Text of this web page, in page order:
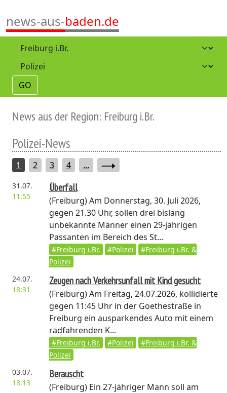
news-aus-baden.de
GO
News aus der Region: Freiburg i.Br.
Polizei-News
1 2 3 4 ...
31.07.
11:55
Überfall
(Freiburg)Am Donnerstag, 30. Juli 2026,
gegen 21.30 Uhr, sollen drei bislang
unbekannte Männer einen 29-jährigen
Passanten im Bereich des St...
#Freiburg i.Br. #Polizei
#Freiburg i.Br. &
Polizei
24.07.
18:31
Zeugen nach Verkehrsunfall mit Kind gesucht
(Freiburg)Am Freitag, 24.07.2026, kollidierte
gegen 11:45 Uhr in der Goethestraße in
Freiburg ein ausparkendes Auto mit einem
radfahrenden K...
#Freiburg i.Br. #Polizei
#Freiburg i.Br. &
Polizei
03.07.
18:13
Berauscht
(Freiburg)Ein 27-jähriger Mann soll am